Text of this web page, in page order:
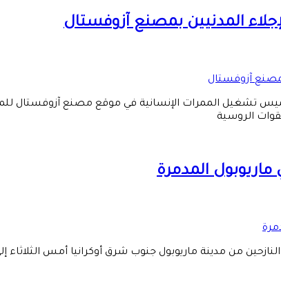
المدنيين بمصنع آزوفستال
تشغيل الممرات الإنسانية في موقع مصنع آزوفستال
الروسية
المدمرة
من مدينة ماريوبول جنوب شرق أوكرانيا أمس الثلاثاء إلى